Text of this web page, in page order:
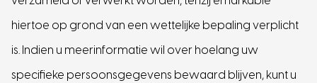
hiertoe op grond van een wettelijke bepaling verplicht
is. Indien u meerinformatie wil over hoelang uw
specifieke persoonsgegevens bewaard blijven, kunt u
Versturen